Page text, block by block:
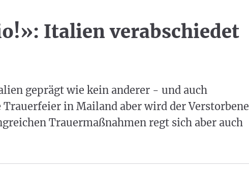
Italien verabschiedet
geprägt wie kein anderer - und auch
Trauerfeier in Mailand aber wird der Verstorbene
Trauermaßnahmen regt sich aber auch